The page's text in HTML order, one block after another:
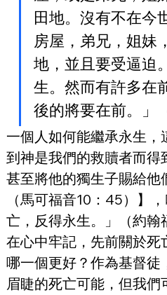
田地。沒有不在今
房屋，弟兄，姐妹
地，並且要受逼迫
生。然而有許多在
後的將要在前。」
一個人如何能繼承永生，
到神是我們的救贖者而得
甚至將他的獨生子賜給他
（馬可福音10：45）】
亡，反得永生。」（約翰
在心中牢記，先前關於
哪一個更好？作為基督徒
眉睫的死亡可能，但我們